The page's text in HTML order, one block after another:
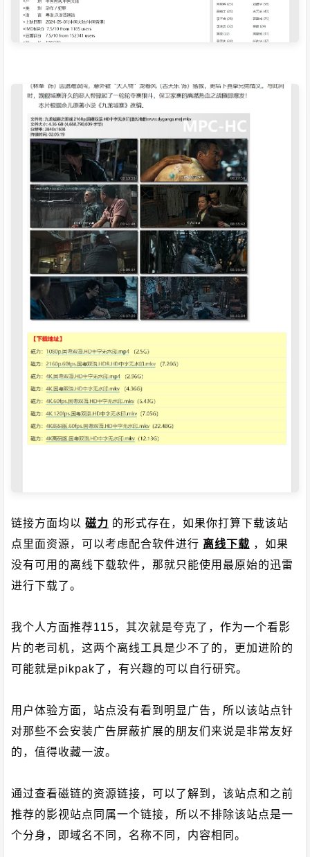
链接方面均以 磁力 的形式存在，如果你打算下载该站
点里面资源，可以考虑配合软件进行 离线下载 ，如果
没有可用的离线下载软件，那就只能使用最原始的迅雷
进行下载了。
我个人方面推荐115，其次就是夸克了，作为一个看影
片的老司机，这两个离线工具是少不了的，更加进阶的
可能就是pikpak了，有兴趣的可以自行研究。
用户体验方面，站点没有看到明显广告，所以该站点针
对那些不会安装广告屏蔽扩展的朋友们来说是非常友好
的，值得收藏一波。
通过查看磁链的资源链接，可以了解到，该站点和之前
推荐的影视站点同属一个链接，所以不排除该站点是一
个分身，即域名不同，名称不同，内容相同。